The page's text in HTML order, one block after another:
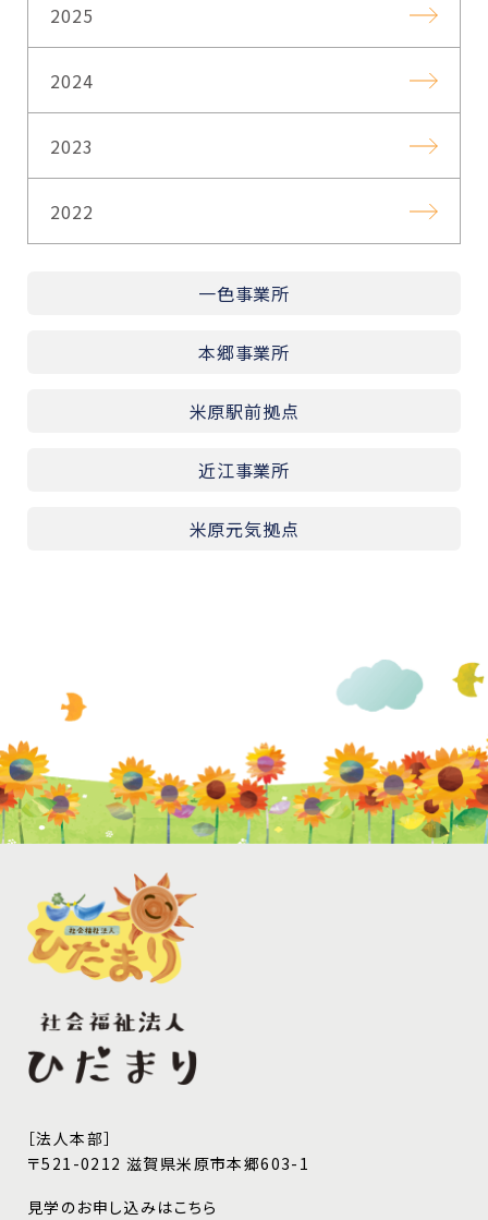
2025
2024
2023
2022
一色事業所
本郷事業所
米原駅前拠点
近江事業所
米原元気拠点
［法人本部］
〒521-0212 滋賀県米原市本郷603-1
見学のお申し込みはこちら